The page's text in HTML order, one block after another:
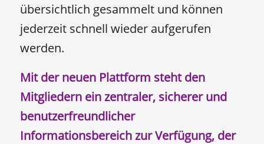
übersichtlich gesammelt und können
jederzeit schnell wieder aufgerufen
werden.
Mit der neuen Plattform steht den
Mitgliedern ein zentraler, sicherer und
benutzerfreundlicher
Informationsbereich zur Verfügung, der